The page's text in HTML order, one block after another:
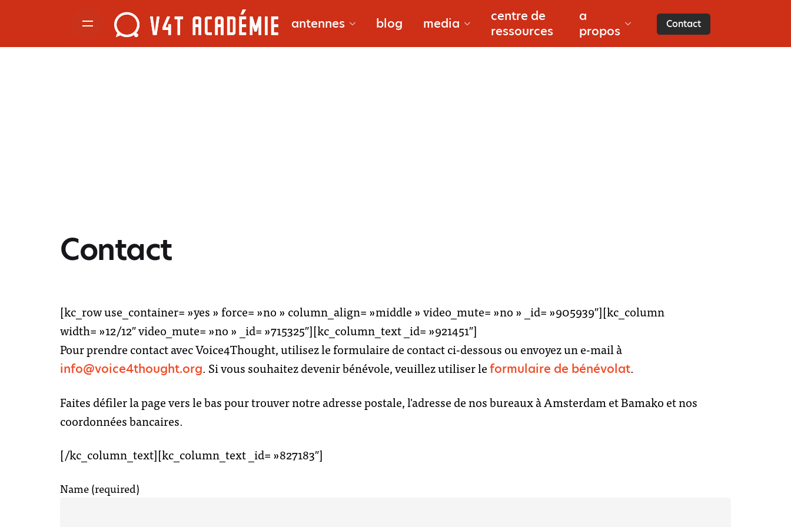
antennes blog media
centre de
ressources
a
propos
Contact
bougouni
niono
san
documentaires
reporters
l’équipe
Contact
[kc_row use_container= »yes » force= »no » column_align= »middle » video_mute= »no » _id= »905939″][kc_column
width= »12/12″ video_mute= »no » _id= »715325″][kc_column_text _id= »921451″]
Pour prendre contact avec Voice4Thought, utilisez le formulaire de contact ci-dessous ou envoyez un e-mail à
info@voice4thought.org. Si vous souhaitez devenir bénévole, veuillez utiliser leformulaire de bénévolat.
Faites défiler la page vers le bas pour trouver notre adresse postale, l'adresse de nos bureaux à Amsterdam et Bamako et nos
coordonnées bancaires.
[/kc_column_text][kc_column_text _id= »827183″]
Name (required)